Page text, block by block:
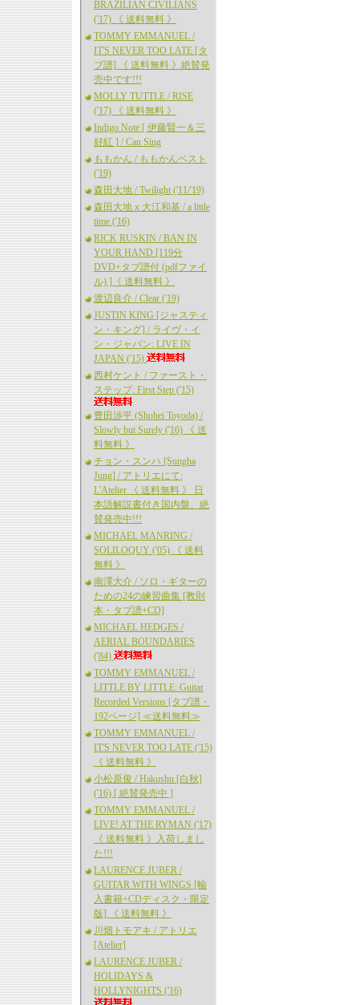
BRAZILIAN CIVILIANS
('17) 《 送料無料 》
TOMMY EMMANUEL /
IT'S NEVER TOO LATE [タ
ブ譜] 《 送料無料 》絶賛発
売中です!!!
MOLLY TUTTLE / RISE
('17) 《 送料無料 》
Indigo Note [ 伊藤賢一＆三
好紅 ] / Can Sing
ももかん / ももかんベスト
('19)
森田大地 / Twilight ('11/'19)
森田大地 x 大江和基 / a little
time ('16)
RICK RUSKIN / BAN IN
YOUR HAND [119分
DVD+タブ譜付 (pdfファイ
ル) ]《 送料無料 》
渡辺良介 / Clear ('19)
JUSTIN KING [ジャスティ
ン・キング] / ライヴ・イ
ン・ジャパン: LIVE IN
JAPAN ('15)
西村ケント / ファースト・
ステップ: First Step ('15)
豊田渉平 (Shohei Toyoda) /
Slowly but Surely ('16) 《 送
料無料 》
チョン・スンハ [Sungha
Jung] / アトリエにて:
L'Atelier 《 送料無料 》 日
本語解説書付き国内盤、絶
賛発売中!!!
MICHAEL MANRING /
SOLILOQUY ('05) 《 送料
無料 》
南澤大介 / ソロ・ギターの
ための24の練習曲集 [教則
本・タブ譜+CD]
MICHAEL HEDGES /
AERIAL BOUNDARIES
('84)
TOMMY EMMANUEL /
LITTLE BY LITTLE: Guitar
Recorded Versions [タブ譜・
192ページ] ≪送料無料≫
TOMMY EMMANUEL /
IT'S NEVER TOO LATE ('15)
《 送料無料 》
小松原俊 / Hakushu [白秋]
('16) [ 絶賛発売中 ]
TOMMY EMMANUEL /
LIVE! AT THE RYMAN ('17)
《 送料無料 》入荷しまし
た!!!
LAURENCE JUBER /
GUITAR WITH WINGS [輸
入書籍+CDディスク・限定
版] 《 送料無料 》
川畑トモアキ / アトリエ
[Atelier]
LAURENCE JUBER /
HOLIDAYS &
HOLLYNIGHTS ('16)